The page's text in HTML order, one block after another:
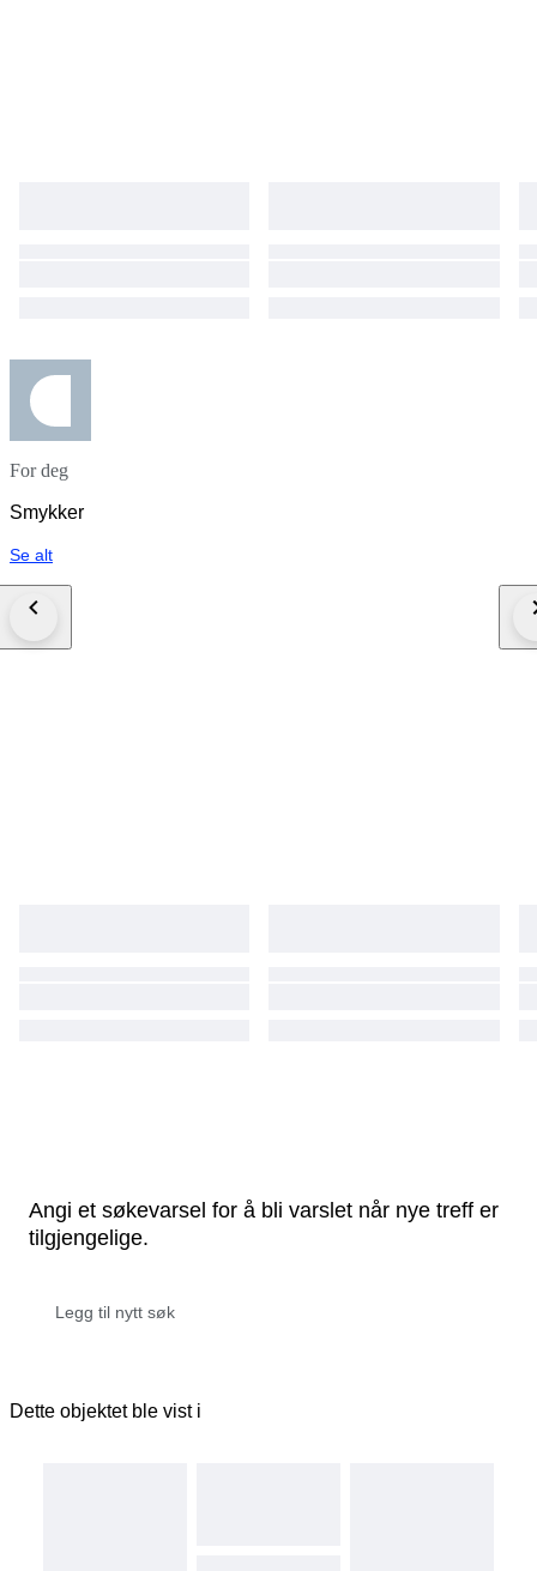
For deg
Smykker
Se alt
Angi et søkevarsel for å bli varslet når nye treff er
tilgjengelige.
Dette objektet ble vist i